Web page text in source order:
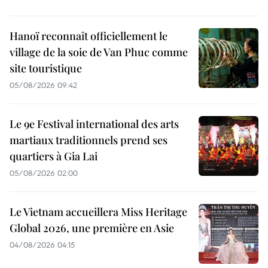
Hanoï reconnaît officiellement le
village de la soie de Van Phuc comme
site touristique
05/08/2026 09:42
Le 9e Festival international des arts
martiaux traditionnels prend ses
quartiers à Gia Lai
05/08/2026 02:00
Le Vietnam accueillera Miss Heritage
Global 2026, une première en Asie
04/08/2026 04:15